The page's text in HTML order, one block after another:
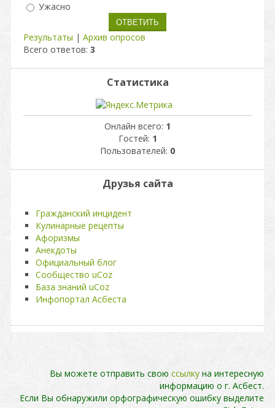
Ужасно
Результаты | Архив опросов
Всего ответов: 3
Статистика
Онлайн всего: 1
Гостей: 1
Пользователей: 0
Друзья сайта
Гражданский инцидент
Кулинарные рецепты
Афоризмы
Анекдоты
Официальный блог
Сообщество uCoz
База знаний uCoz
Инфопортал Асбеста
Вы можете отправить свою ссылку на интересную
информацию о г. Асбест.
Если Вы обнаружили орфографическую ошибку выделите